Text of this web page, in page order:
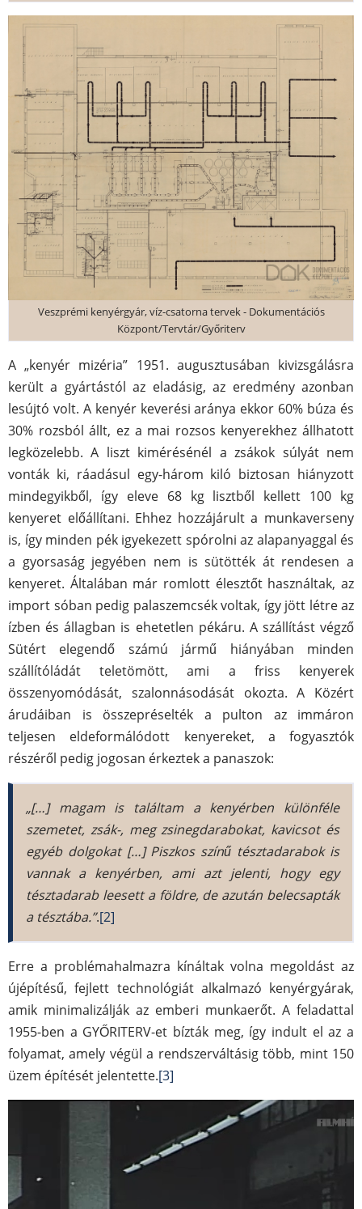
Veszprémi kenyérgyár, víz-csatorna tervek - Dokumentációs
Központ/Tervtár/Győriterv
A „kenyér mizéria” 1951. augusztusában kivizsgálásra
került a gyártástól az eladásig, az eredmény azonban
lesújtó volt. A kenyér keverési aránya ekkor 60% búza és
30% rozsból állt, ez a mai rozsos kenyerekhez állhatott
legközelebb. A liszt kimérésénél a zsákok súlyát nem
vonták ki, ráadásul egy-három kiló biztosan hiányzott
mindegyikből, így eleve 68 kg lisztből kellett 100 kg
kenyeret előállítani. Ehhez hozzájárult a munkaverseny
is, így minden pék igyekezett spórolni az alapanyaggal és
a gyorsaság jegyében nem is sütötték át rendesen a
kenyeret. Általában már romlott élesztőt használtak, az
import sóban pedig palaszemcsék voltak, így jött létre az
ízben és állagban is ehetetlen pékáru. A szállítást végző
Sütért elegendő számú jármű hiányában minden
szállítóládát teletömött, ami a friss kenyerek
összenyomódását, szalonnásodását okozta. A Közért
árudáiban is összepréselték a pulton az immáron
teljesen eldeformálódott kenyereket, a fogyasztók
részéről pedig jogosan érkeztek a panaszok:
„[…] magam is találtam a kenyérben különféle
szemetet, zsák-, meg zsinegdarabokat, kavicsot és
egyéb dolgokat […] Piszkos színű tésztadarabok is
vannak a kenyérben, ami azt jelenti, hogy egy
tésztadarab leesett a földre, de azután belecsapták
a tésztába.”.[2]
Erre a problémahalmazra kínáltak volna megoldást az
újépítésű, fejlett technológiát alkalmazó kenyérgyárak,
amik minimalizálják az emberi munkaerőt. A feladattal
1955-ben a GYŐRITERV-et bízták meg, így indult el az a
folyamat, amely végül a rendszerváltásig több, mint 150
üzem építését jelentette.[3]